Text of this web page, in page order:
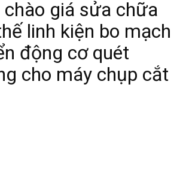
giá sửa chữa
linh kiện bo mạch
động cơ quét
cho máy chụp cắt